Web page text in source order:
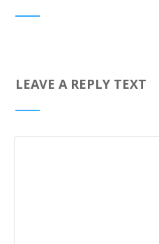
LEAVE A REPLY TEXT